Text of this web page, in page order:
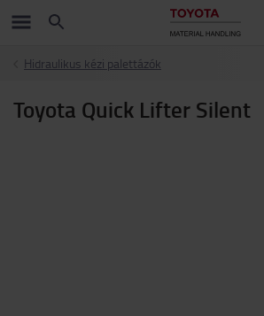
Hidraulikus kézi palettázók
Toyota Quick Lifter Silent